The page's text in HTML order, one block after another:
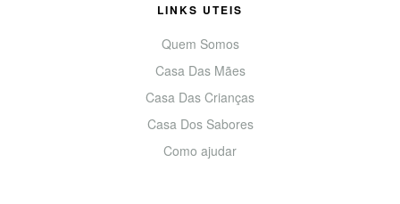
LINKS UTEIS
Quem Somos
Casa Das Mães
Casa Das Crianças
Casa Dos Sabores
Como ajudar